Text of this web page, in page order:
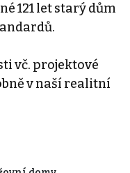
121 let starý dům
vč. projektové
v naší realitní